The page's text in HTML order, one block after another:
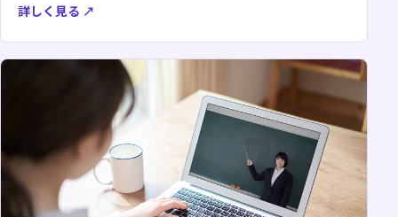
詳しく見る ↗